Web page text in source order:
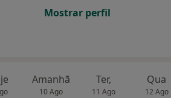
Mostrar perfil
Amanhã
10 Ago
Ter,
11 Ago
Qua
12 Ago